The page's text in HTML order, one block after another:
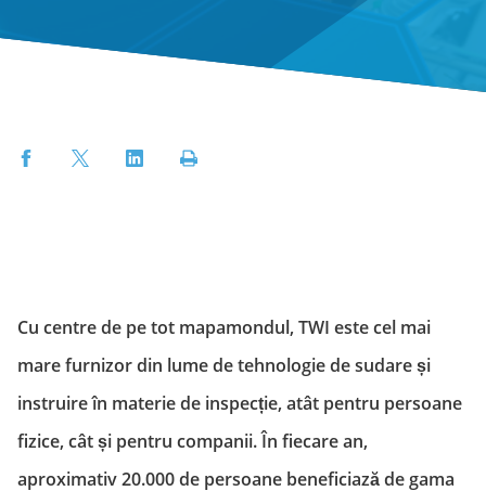
FacebookTwitterLinkedInPrint
Cu centre de pe tot mapamondul, TWI este cel mai
mare furnizor din lume de tehnologie de sudare și
instruire în materie de inspecție, atât pentru persoane
fizice, cât și pentru companii.În fiecare an,
aproximativ 20.000 de persoane beneficiază de gama